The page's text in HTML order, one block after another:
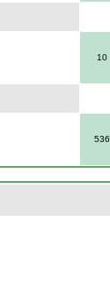
10
536